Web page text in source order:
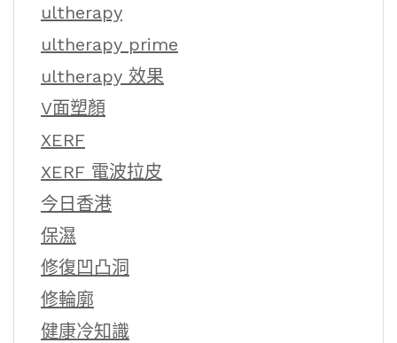
ultherapy
ultherapy prime
ultherapy 效果
V面塑顏
XERF
XERF 電波拉皮
今日香港
保濕
修復凹凸洞
修輪廓
健康冷知識